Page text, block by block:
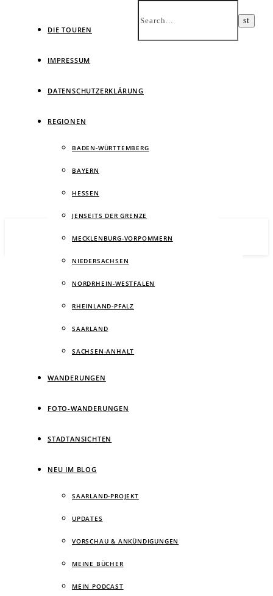
DIE TOUREN
IMPRESSUM
DATENSCHUTZERKLÄRUNG
REGIONEN
BADEN-WÜRTTEMBERG
BAYERN
HESSEN
JENSEITS DER GRENZE
MECKLENBURG-VORPOMMERN
NIEDERSACHSEN
NORDRHEIN-WESTFALEN
RHEINLAND-PFALZ
SAARLAND
SACHSEN-ANHALT
WANDERUNGEN
FOTO-WANDERUNGEN
STADTANSICHTEN
NEU IM BLOG
SAARLAND-PROJEKT
UPDATES
VORSCHAU & ANKÜNDIGUNGEN
MEINE BÜCHER
MEIN PODCAST